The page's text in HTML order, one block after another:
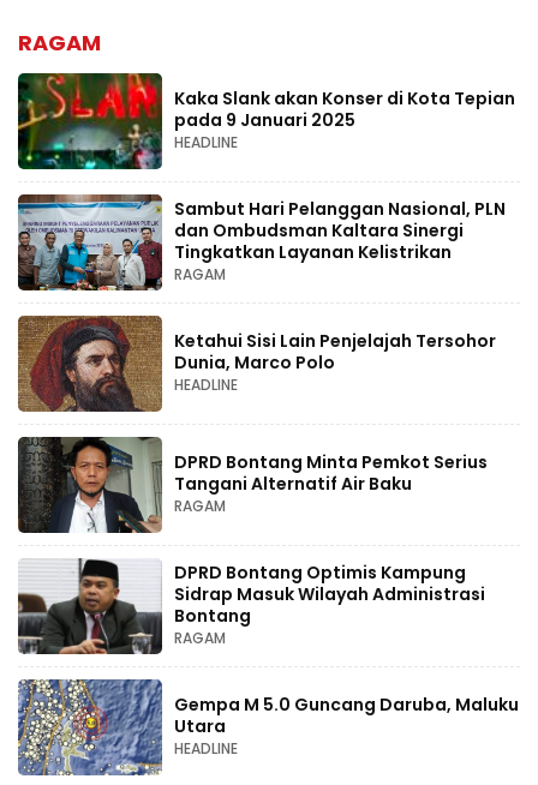
RAGAM
Kaka Slank akan Konser di Kota Tepian
pada 9 Januari 2025
HEADLINE
Sambut Hari Pelanggan Nasional, PLN
dan Ombudsman Kaltara Sinergi
Tingkatkan Layanan Kelistrikan
RAGAM
Ketahui Sisi Lain Penjelajah Tersohor
Dunia, Marco Polo
HEADLINE
DPRD Bontang Minta Pemkot Serius
Tangani Alternatif Air Baku
RAGAM
DPRD Bontang Optimis Kampung
Sidrap Masuk Wilayah Administrasi
Bontang
RAGAM
Gempa M 5.0 Guncang Daruba, Maluku
Utara
HEADLINE